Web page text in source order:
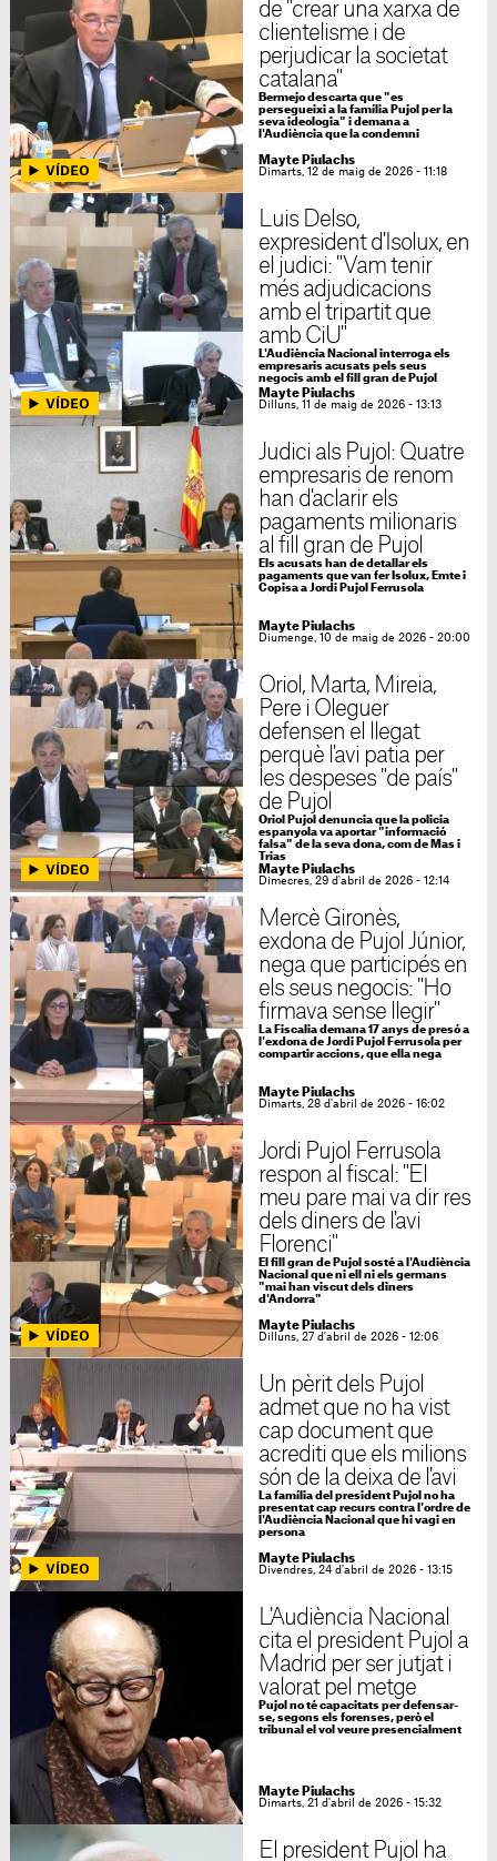
de "crear una xarxa de
clientelisme i de
perjudicar la societat
catalana"
Bermejo descarta que "es
persegueixi a la família Pujol per la
seva ideologia" i demana a
l'Audiència que la condemni
Mayte Piulachs
Dimarts, 12 de maig de 2026 - 11:18
Luis Delso,
expresident d'Isolux, en
el judici: "Vam tenir
més adjudicacions
amb el tripartit que
amb CiU"
L'Audiència Nacional interroga els
empresaris acusats pels seus
negocis amb el fill gran de Pujol
Mayte Piulachs
Dilluns, 11 de maig de 2026 - 13:13
Judici als Pujol: Quatre
empresaris de renom
han d'aclarir els
pagaments milionaris
al fill gran de Pujol
Els acusats han de detallar els
pagaments que van fer Isolux, Emte i
Copisa a Jordi Pujol Ferrusola
Mayte Piulachs
Diumenge, 10 de maig de 2026 - 20:00
Oriol, Marta, Mireia,
Pere i Oleguer
defensen el llegat
perquè l'avi patia per
les despeses "de país"
de Pujol
Oriol Pujol denuncia que la policia
espanyola va aportar "informació
falsa" de la seva dona, com de Mas i
Trias
Mayte Piulachs
Dimecres, 29 d'abril de 2026 - 12:14
Mercè Gironès,
exdona de Pujol Júnior,
nega que participés en
els seus negocis: "Ho
firmava sense llegir"
La Fiscalia demana 17 anys de presó a
l'exdona de Jordi Pujol Ferrusola per
compartir accions, que ella nega
Mayte Piulachs
Dimarts, 28 d'abril de 2026 - 16:02
Jordi Pujol Ferrusola
respon al fiscal: "El
meu pare mai va dir res
dels diners de l'avi
Florenci"
El fill gran de Pujol sosté a l'Audiència
Nacional que ni ell ni els germans
"mai han viscut dels diners
d'Andorra"
Mayte Piulachs
Dilluns, 27 d'abril de 2026 - 12:06
Un pèrit dels Pujol
admet que no ha vist
cap document que
acrediti que els milions
són de la deixa de l'avi
La família del president Pujol no ha
presentat cap recurs contra l'ordre de
l'Audiència Nacional que hi vagi en
persona
Mayte Piulachs
Divendres, 24 d'abril de 2026 - 13:15
L'Audiència Nacional
cita el president Pujol a
Madrid per ser jutjat i
valorat pel metge
Pujol no té capacitats per defensar-
se, segons els forenses, però el
tribunal el vol veure presencialment
Mayte Piulachs
Dimarts, 21 d'abril de 2026 - 15:32
El president Pujol ha